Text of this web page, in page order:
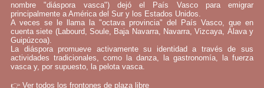
nombre "diáspora vasca") dejó el País Vasco para emigrar
principalmente a América del Sur y los Estados Unidos.
A veces se le llama la "octava provincia" del País Vasco, que en
cuenta siete (Labourd, Soule, Baja Navarra, Navarra, Vizcaya, Álava y
Guipúzcoa).
La diáspora promueve activamente su identidad a través de sus
actividades tradicionales, como la danza, la gastronomía, la fuerza
vasca y, por supuesto, la pelota vasca.
👉 Ver todos los frontones de plaza libre